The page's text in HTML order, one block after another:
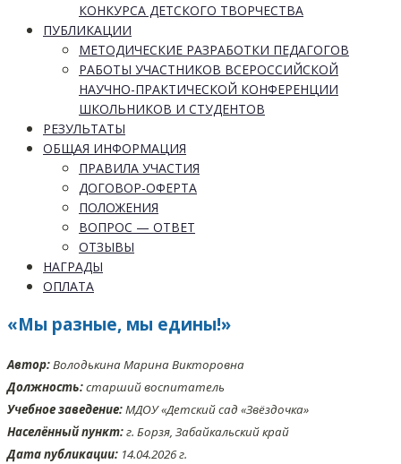
КОНКУРСА ДЕТСКОГО ТВОРЧЕСТВА
ПУБЛИКАЦИИ
МЕТОДИЧЕСКИЕ РАЗРАБОТКИ ПЕДАГОГОВ
РАБОТЫ УЧАСТНИКОВ ВСЕРОССИЙСКОЙ
НАУЧНО-ПРАКТИЧЕСКОЙ КОНФЕРЕНЦИИ
ШКОЛЬНИКОВ И СТУДЕНТОВ
РЕЗУЛЬТАТЫ
ОБЩАЯ ИНФОРМАЦИЯ
ПРАВИЛА УЧАСТИЯ
ДОГОВОР-ОФЕРТА
ПОЛОЖЕНИЯ
ВОПРОС — ОТВЕТ
ОТЗЫВЫ
НАГРАДЫ
ОПЛАТА
«Мы разные, мы едины!»
Автор:Володькина Марина Викторовна
Должность:старший воспитатель
Учебное заведение:МДОУ «Детский сад «Звёздочка»
Населённый пункт:г. Борзя, Забайкальский край
Дата публикации: 14.04.2026 г.